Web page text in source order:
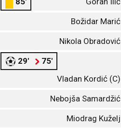
Božidar Marić
Nikola Obradović
29'
75'
Vladan Kordić (C)
Nebojša Samardžić
Miodrag Kuželj